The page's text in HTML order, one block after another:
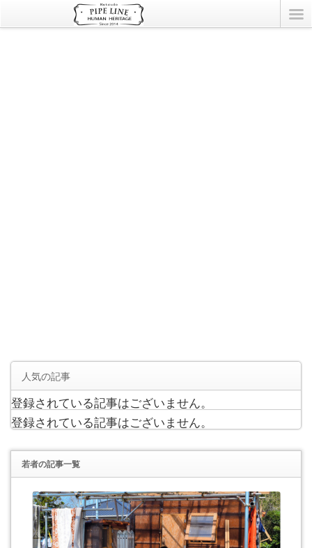
人気の記事
登録されている記事はございません。
登録されている記事はございません。
若者の記事一覧